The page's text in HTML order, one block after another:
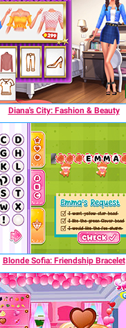
Diana's City: Fashion & Beauty
Blonde Sofia: Friendship Bracelet